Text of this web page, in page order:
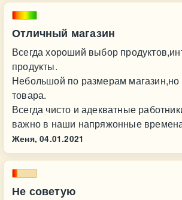
Отличный магазин
Всегда хороший выбор
продукты.
Небольшой по размерам
товара.
Всегда чисто и адекватные
важно в наши напряжонные
Женя, 04.01.2021
Не советую